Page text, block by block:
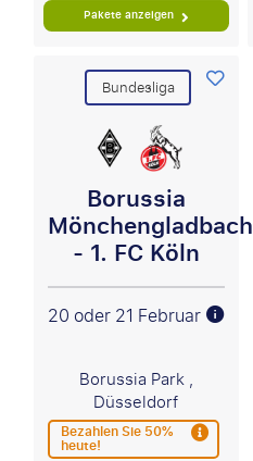
Pakete anzeigen
Bundesliga
Borussia
Mönchengladbach
- 1. FC Köln
20 oder 21 Februar
Borussia Park ,
Düsseldorf
Bezahlen Sie 50%
heute!